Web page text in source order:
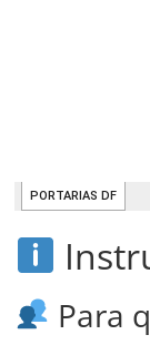
Para